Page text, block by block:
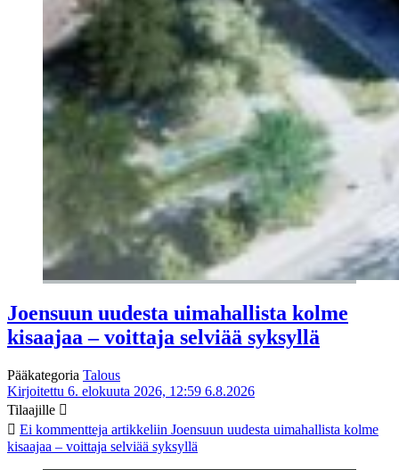
Joensuun uudesta uimahallista kolme
kisaajaa – voittaja selviää syksyllä
Pääkategoria Talous
Kirjoitettu 6. elokuuta 2026, 12:59 6.8.2026
Tilaajille
Ei kommentteja artikkeliin Joensuun uudesta uimahallista kolme
kisaajaa – voittaja selviää syksyllä